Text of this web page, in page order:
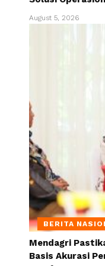
August 5, 2026
BERITA
Mendagri
Basis Akurasi